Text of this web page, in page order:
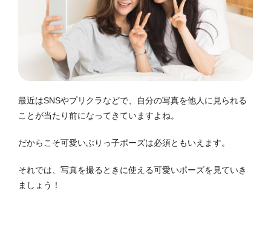
最近はSNSやプリクラなどで、自分の写真を他人に見られる
ことが当たり前になってきていますよね。
だからこそ可愛いぶりっ子ポーズは必須ともいえます。
それでは、写真を撮るときに使える可愛いポーズを見ていき
ましょう！